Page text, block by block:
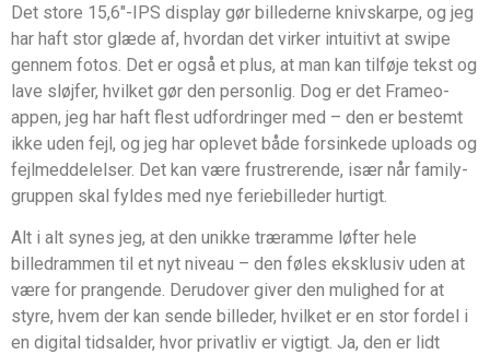
Det store 15,6″-IPS display gør billederne knivskarpe, og jeg
har haft stor glæde af, hvordan det virker intuitivt at swipe
gennem fotos. Det er også et plus, at man kan tilføje tekst og
lave sløjfer, hvilket gør den personlig. Dog er det Frameo-
appen, jeg har haft flest udfordringer med – den er bestemt
ikke uden fejl, og jeg har oplevet både forsinkede uploads og
fejlmeddelelser. Det kan være frustrerende, især når family-
gruppen skal fyldes med nye feriebilleder hurtigt.
Alt i alt synes jeg, at den unikke træramme løfter hele
billedrammen til et nyt niveau – den føles eksklusiv uden at
være for prangende. Derudover giver den mulighed for at
styre, hvem der kan sende billeder, hvilket er en stor fordel i
en digital tidsalder, hvor privatliv er vigtigt. Ja, den er lidt